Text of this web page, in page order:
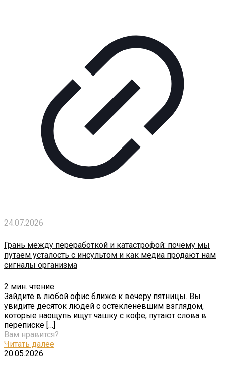
24.07.2026
Грань между переработкой и катастрофой: почему мы
путаем усталость с инсультом и как медиа продают нам
сигналы организма
2 мин. чтение
Зайдите в любой офис ближе к вечеру пятницы. Вы
увидите десяток людей с остекленевшим взглядом,
которые наощупь ищут чашку с кофе, путают слова в
переписке […]
Вам нравится?
Читать далее
20.05.2026